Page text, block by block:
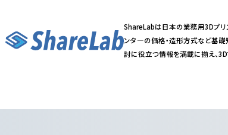
ShareLabは日本の業務用3Dプリ
ンタ―の価格・造形方式など基礎
討に役立つ情報を満載に揃え、